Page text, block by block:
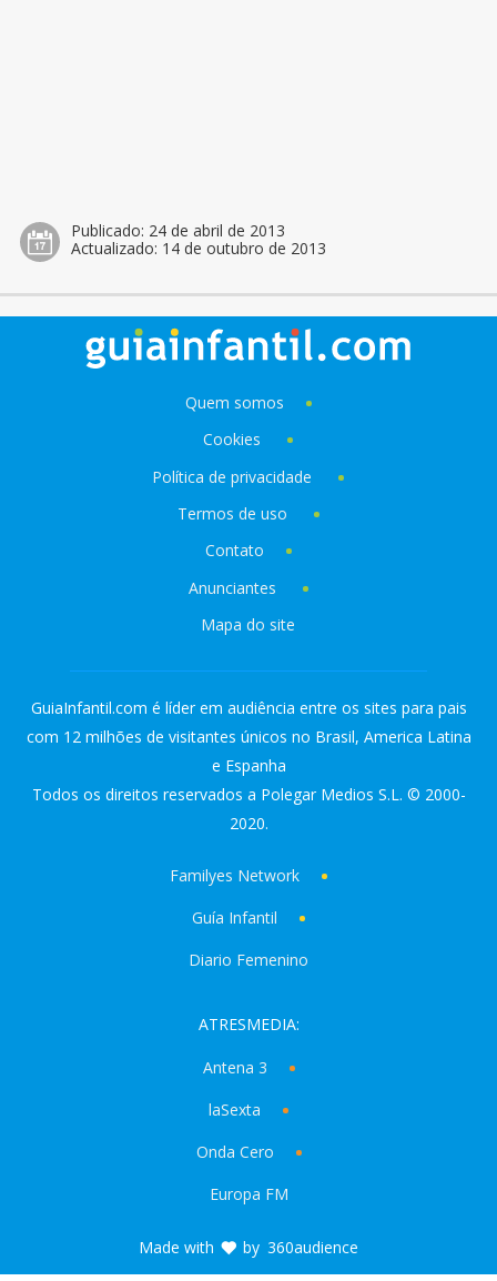
Publicado: 24 de abril de 2013
Actualizado: 14 de outubro de 2013
Quem somos
Cookies
Política de privacidade
Termos de uso
Contato
Anunciantes
Mapa do site
GuiaInfantil.com é líder em audiência entre os sites para pais
com 12 milhões de visitantes únicos no Brasil, America Latina
e Espanha
Todos os direitos reservados a Polegar Medios S.L. © 2000-
2020.
Familyes Network
Guía Infantil
Diario Femenino
ATRESMEDIA:
Antena 3
laSexta
Onda Cero
Europa FM
Made with by 360audience